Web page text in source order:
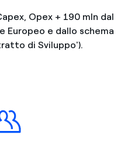
Opex + 190 mln dal
Europeo e dallo schema
di Sviluppo').